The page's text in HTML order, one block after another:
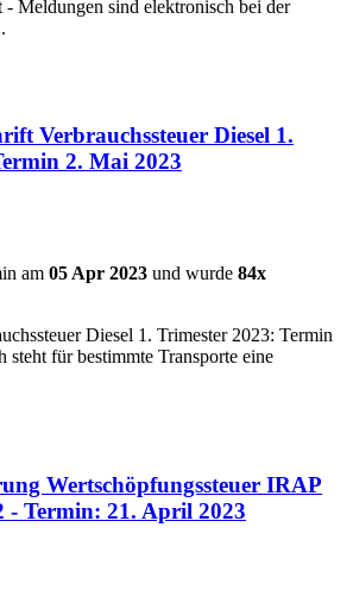
- Meldungen sind elektronisch bei der
Verbrauchssteuer Diesel 1.
2. Mai 2023
am 05 Apr 2023 und wurde 84x
Diesel 1. Trimester 2023: Termin
für bestimmte Transporte eine
Wertschöpfungssteuer IRAP
- Termin: 21. April 2023